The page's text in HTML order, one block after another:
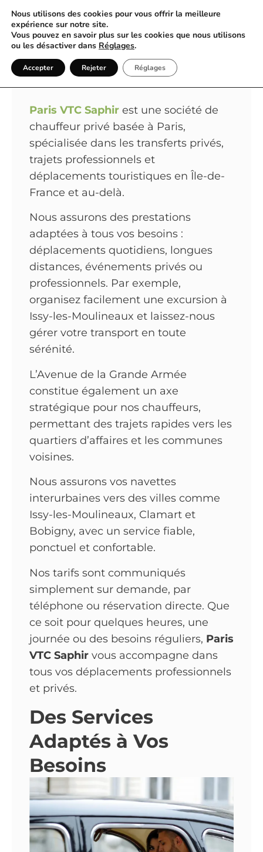
Paris VTC Saphir : Votre
Meilleur Choix de Chauffeur
Privé à Paris
Paris VTC Saphir est une société de
chauffeur privé basée à Paris,
spécialisée dans les transferts privés,
trajets professionnels et
déplacements touristiques en Île-de-
France et au-delà.
Nous assurons des prestations
adaptées à tous vos besoins :
déplacements quotidiens, longues
distances, événements privés ou
professionnels. Par exemple,
organisez facilement une excursion à
Issy-les-Moulineaux et laissez-nous
gérer votre transport en toute
sérénité.
L’Avenue de la Grande Armée
constitue également un axe
stratégique pour nos chauffeurs,
permettant des trajets rapides vers les
quartiers d’affaires et les communes
voisines.
Nous assurons vos navettes
interurbaines vers des villes comme
Issy-les-Moulineaux, Clamart et
Bobigny, avec un service fiable,
ponctuel et confortable.
Nos tarifs sont communiqués
simplement sur demande, par
téléphone ou réservation directe. Que
ce soit pour quelques heures, une
journée ou des besoins réguliers, Paris
VTC Saphir vous accompagne dans
tous vos déplacements professionnels
et privés.
Des Services
Adaptés à Vos
Besoins
Nous utilisons des cookies pour vous offrir la meilleure
expérience sur notre site.
Vous pouvez en savoir plus sur les cookies que nous utilisons
ou les désactiver dans Réglages.
Accepter Rejeter Réglages